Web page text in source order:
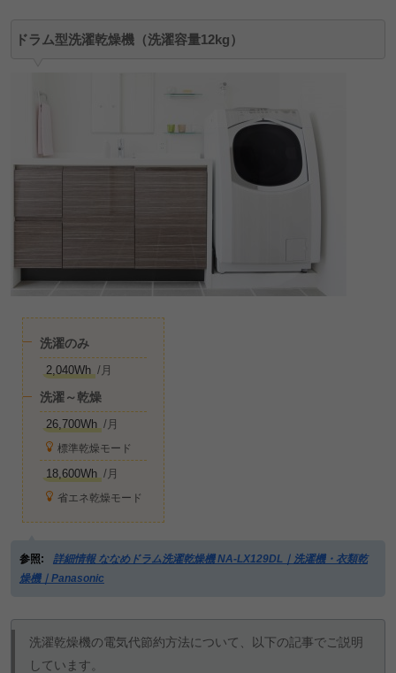
ドラム型洗濯乾燥機（洗濯容量12kg）
洗濯のみ
2,040Wh /月
洗濯～乾燥
26,700Wh /月
標準乾燥モード
18,600Wh /月
省エネ乾燥モード
参照:
詳細情報 ななめドラム洗濯乾燥機 NA-LX129DL｜洗濯機・衣類乾
燥機｜Panasonic
洗濯乾燥機の電気代節約方法について、以下の記事でご説明
しています。